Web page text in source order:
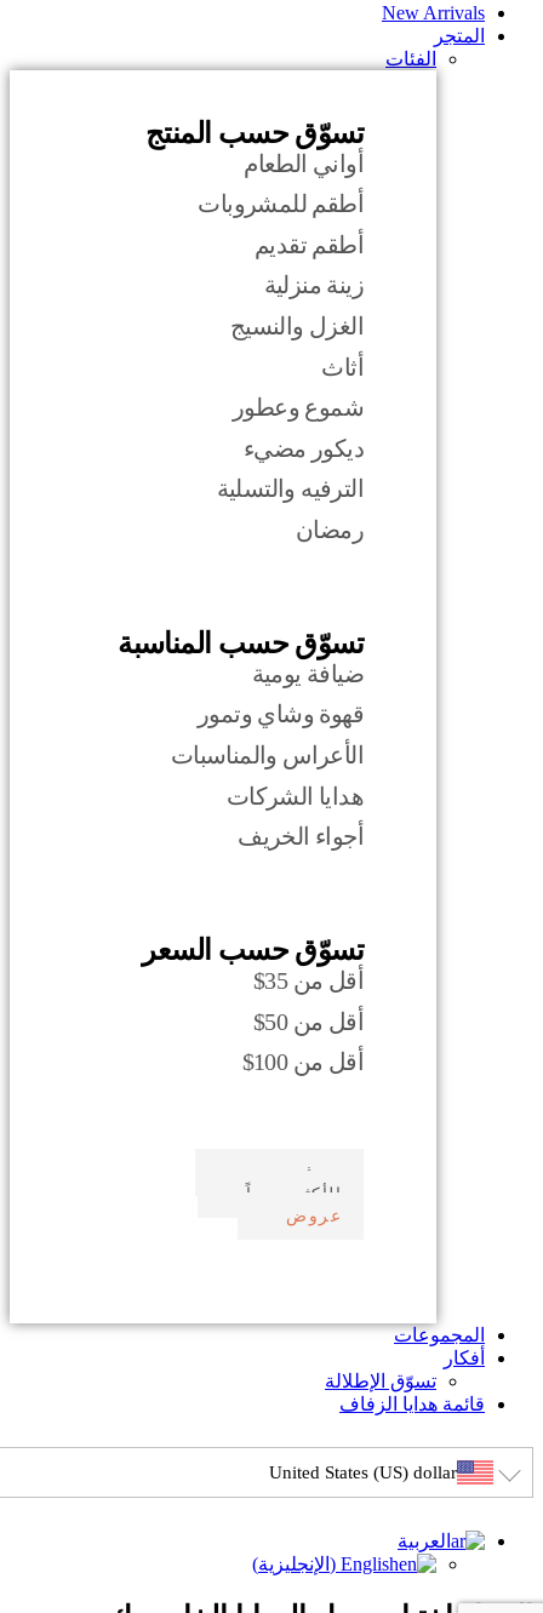
New Arrivals
المتجر
الفئات
تسوّق حسب المنتج
أواني الطعام
أطقم للمشروبات
أطقم تقديم
زينة منزلية
الغزل والنسيج
أثاث
شموع وعطور
ديكور مضيء
الترفيه والتسلية
رمضان
تسوّق حسب المناسبة
ضيافة يومية
قهوة وشاي وتمور
الأعراس والمناسبات
هدايا الشركات
أجواء الخريف
تسوّق حسب السعر
أقل من 35$
أقل من 50$
أقل من 100$
صدف بحري
الأكثر مبيعاً
عروض
المجموعات
أفكار
تسوّق الإطلالة
قائمة هدايا الزفاف
United States (US) dollar
العربية
English
( الإنجليزية)